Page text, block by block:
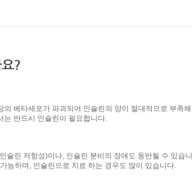
베타세포가 파괴되어 인슐린의 양이 절대적으로 부족
는 반드시 인슐린이 필요합니다.
슐린 저항성)이나, 인슐린 분비의 장애도 동반될 수 있습
능하며, 인슐린으로 치료 하는 경우도 많이 있습니다.